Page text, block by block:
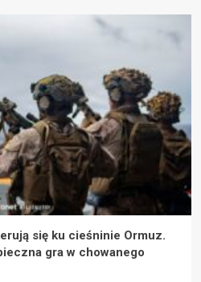
się ku cieśninie Ormuz.
gra w chowanego